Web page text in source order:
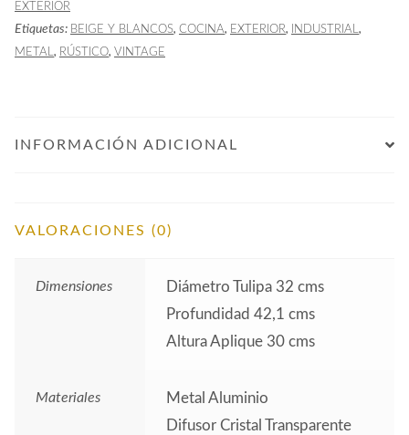
cantidad
EXTERIOR
Etiquetas: BEIGE Y BLANCOS, COCINA, EXTERIOR, INDUSTRIAL ,
METAL , RÚSTICO, VINTAGE
INFORMACIÓN ADICIONAL
VALORACIONES (0)
Dimensiones
Diámetro Tulipa 32 cms
Profundidad 42,1 cms
Altura Aplique 30 cms
Materiales
Metal Aluminio
Difusor Cristal Transparente